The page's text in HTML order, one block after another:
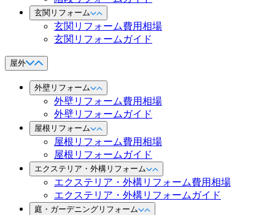
玄関リフォーム
玄関リフォーム費用相場
玄関リフォームガイド
屋外
外壁リフォーム
外壁リフォーム費用相場
外壁リフォームガイド
屋根リフォーム
屋根リフォーム費用相場
屋根リフォームガイド
エクステリア・外構リフォーム
エクステリア・外構リフォーム費用相場
エクステリア・外構リフォームガイド
庭・ガーデニングリフォーム